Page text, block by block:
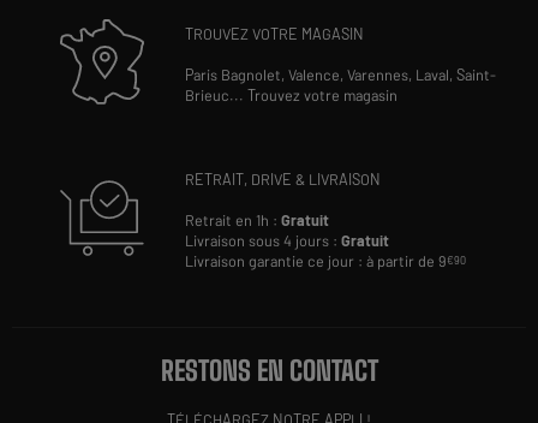
TROUVEZ VOTRE MAGASIN
Paris Bagnolet,Valence,Varennes, Laval,Saint-
Brieuc...Trouvez votre magasin
RETRAIT, DRIVE & LIVRAISON
Retrait en 1h :Gratuit
Livraison sous 4 jours :Gratuit
Livraison garantie ce jour : à partir de 9€90
RESTONS EN CONTACT